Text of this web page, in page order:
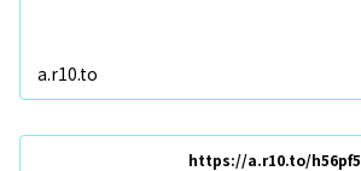
a.r10.to
https://a.r10.to/h56pf5